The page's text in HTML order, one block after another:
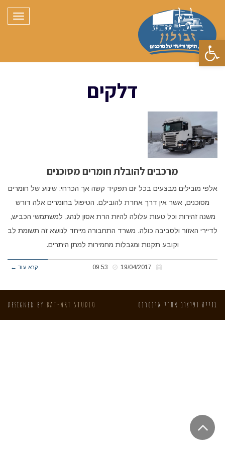
פתח סרגל נגישות
דלקים
מרכבים להובלת חומרים מסוכנים
אלפי מובילים מבצעים בכל יום תפקיד קשה אך הכרחי: שינוע של חומרים
מסוכנים, אשר אין דרך אחרת להובילם. הטיפול בחומרים אלה דורש
משנה זהירות וכל טעות עלולה להיות הרת אסון לנהג, למשתמשי הכביש,
לדיירי האזור ולסביבה כולה. משרד התחבורה מייחד לנושא זה תשומת לב
וקובע תקנות ומגבלות מחמירות למתן היתרים.
קרא עוד ←
בנייה ועיצוב אתרי אינטרנט Designed by BAT-ART STUDIO
גלילה
לראש